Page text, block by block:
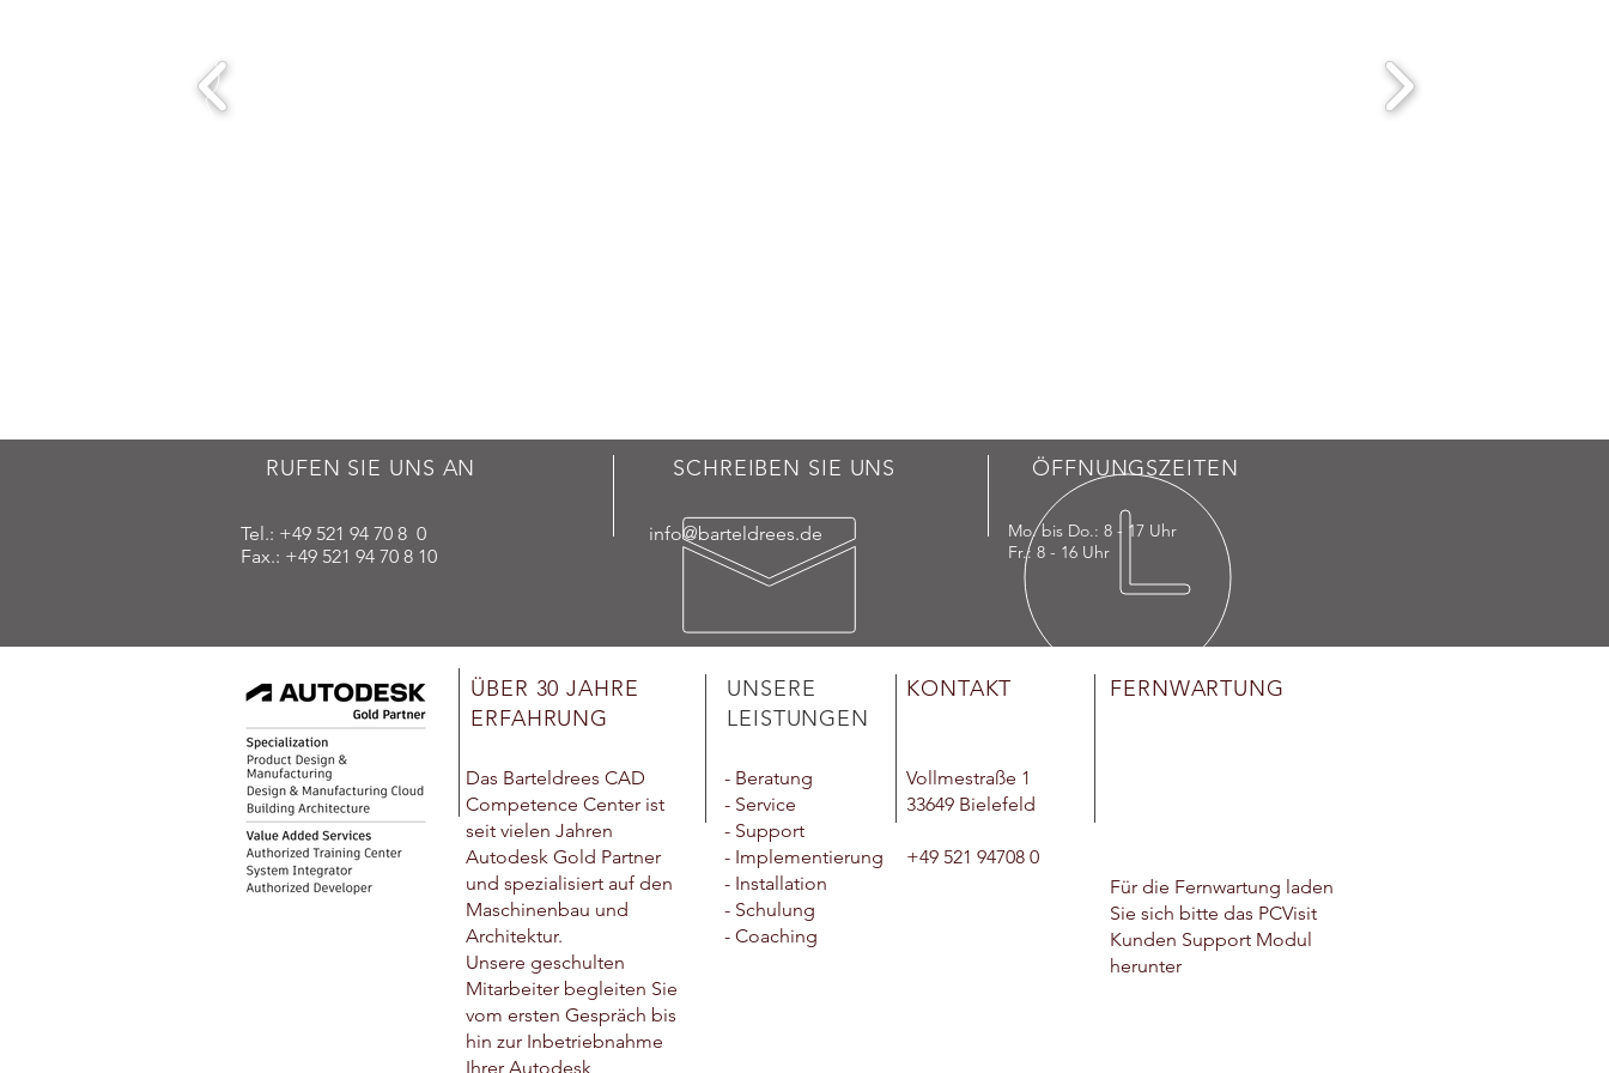
RUFEN SIE UNS AN
Tel.: +49 521 94 70 8 0
Fax.: +49 521 94 70 8 10
SCHREIBEN SIE UNS
info@barteldrees.de
ÖFFNUNGSZEITEN
Mo. bis Do.: 8 - 17 Uhr
Fr.: 8 - 16 Uhr
ÜBER 30 JAHRE
ERFAHRUNG
Das Barteldrees CAD
Competence Center ist
seit vielen Jahren
Autodesk Gold Partner
und spezialisiert auf den
Maschinenbau und
Architektur.
Unsere geschulten
Mitarbeiter begleiten Sie
vom ersten Gespräch bis
hin zur Inbetriebnahme
Ihrer Autodesk
UNSERE
LEISTUNGEN
- Beratung
- Service
- Support
- Implementierung
- Installation
- Schulung
- Coaching
KONTAKT
Vollmestraße 1
33649 Bielefeld
+49 521 94708 0
FERNWARTUNG
Für die Fernwartung laden
Sie sich bitte das PCVisit
Kunden Support Modul
herunter